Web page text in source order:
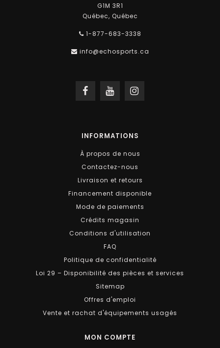
G1M 3R1
Québec, Québec
1-877-683-3338
info@echosports.ca
INFORMATIONS
À propos de nous
Contactez-nous
Livraison et retours
Financement disponible
Mode de paiements
Crédits magasin
Conditions d'utilisation
FAQ
Politique de confidentialité
Loi 29 – Disponibilité des pièces et services
Sitemap
Offres d'emploi
Vente et rachat d'équipements usagés
MON COMPTE